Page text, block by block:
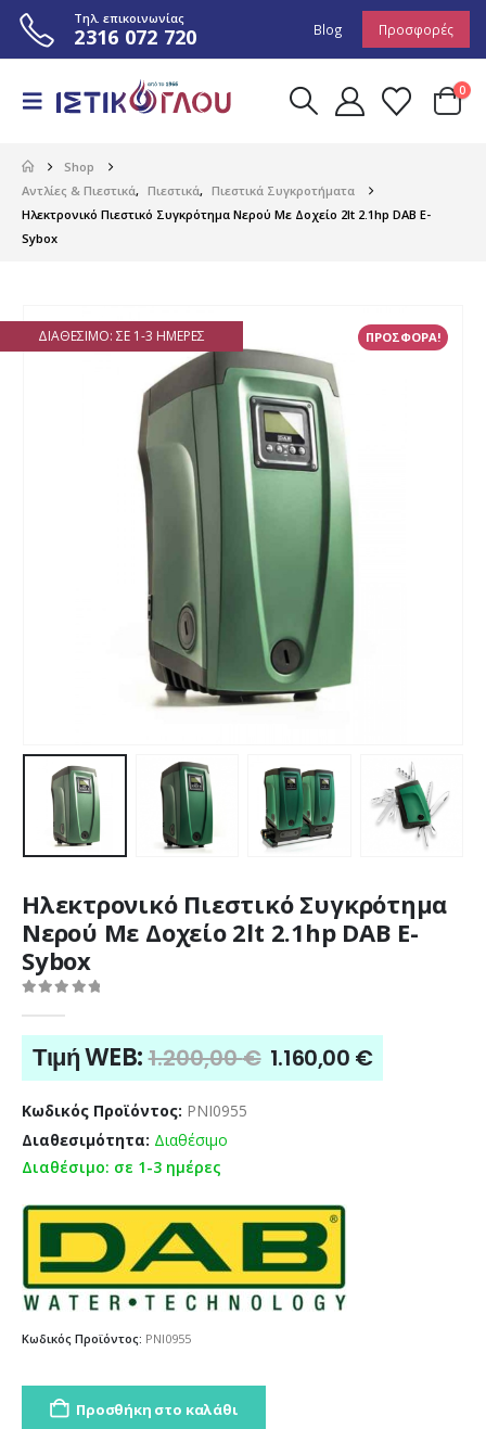
Τηλ. επικοινωνίας
2316 072 720 Blog Προσφορές
0
Shop
Αντλίες & Πιεστικά, Πιεστικά, Πιεστικά Συγκροτήματα
Ηλεκτρονικό Πιεστικό Συγκρότημα Νερού Με Δοχείο 2lt 2.1hp DAB E-
Sybox
ΠΡΟΣΦΟΡΑ!
ΔΙΑΘΈΣΙΜΟ: ΣΕ 1-3 ΗΜΈΡΕΣ
Ηλεκτρονικό Πιεστικό Συγκρότημα
Νερού Με Δοχείο 2lt 2.1hp DAB E-
Sybox
Τιμή WEB:1.200,00€ Original
price
1.160,00 €Η
τρέχουσα
Κωδικός Προϊόντος: PNI0955
Διαθεσιμότητα: Διαθέσιμο
Διαθέσιμο: σε 1-3 ημέρες
Κωδικός Προϊόντος: PNI0955
Προσθήκη στο καλάθι